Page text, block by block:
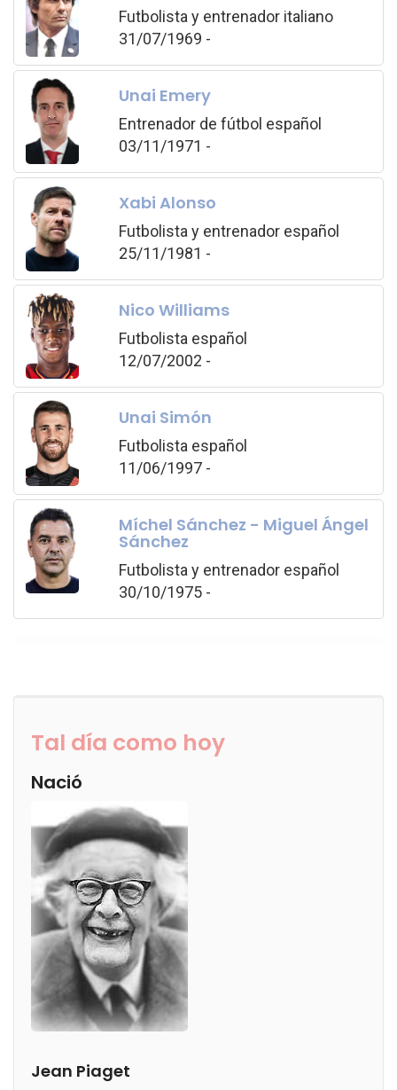
Futbolista y entrenador italiano
31/07/1969 -
Unai Emery
Entrenador de fútbol español
03/11/1971 -
Xabi Alonso
Futbolista y entrenador español
25/11/1981 -
Nico Williams
Futbolista español
12/07/2002 -
Unai Simón
Futbolista español
11/06/1997 -
Míchel Sánchez - Miguel Ángel
Sánchez
Futbolista y entrenador español
30/10/1975 -
Tal día como hoy
Nació
Jean Piaget